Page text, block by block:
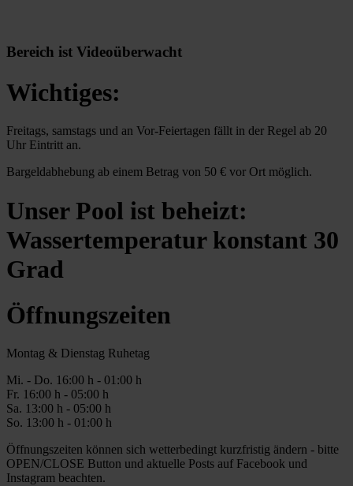
Bereich ist Videoüberwacht
Wichtiges:
Freitags, samstags und an Vor-Feiertagen fällt in der Regel ab 20
Uhr Eintritt an.
Bargeldabhebung ab einem Betrag von 50 € vor Ort möglich.
Unser Pool ist beheizt:
Wassertemperatur konstant 30
Grad
Öffnungszeiten
Montag & Dienstag Ruhetag
Mi. - Do. 16:00 h - 01:00 h
Fr. 16:00 h - 05:00 h
Sa. 13:00 h - 05:00 h
So. 13:00 h - 01:00 h
Öffnungszeiten können sich wetterbedingt kurzfristig ändern - bitte
OPEN/CLOSE Button und aktuelle Posts auf Facebook und
Instagram beachten.